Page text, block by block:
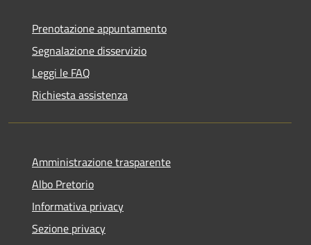
Prenotazione appuntamento
Segnalazione disservizio
Leggi le FAQ
Richiesta assistenza
Amministrazione trasparente
Albo Pretorio
Informativa privacy
Sezione privacy